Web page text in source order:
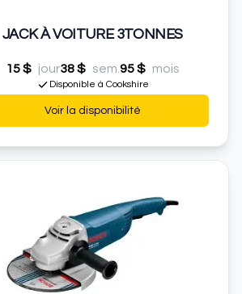
JACK À VOITURE 3TONNES
15 $ jour38 $ sem. 95 $ mois
Disponible à Cookshire
Voir la disponibilité